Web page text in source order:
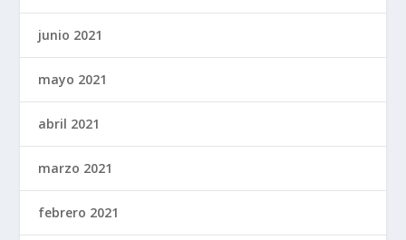
junio 2021
mayo 2021
abril 2021
marzo 2021
febrero 2021